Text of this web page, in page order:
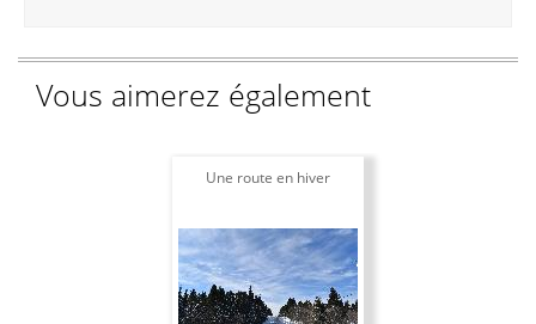
Vous aimerez également
Une route en hiver